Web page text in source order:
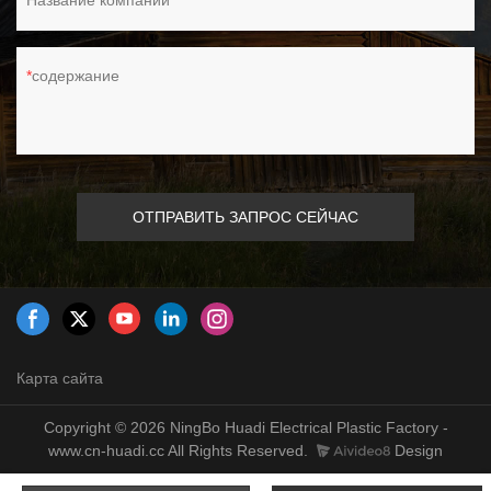
содержание
ОТПРАВИТЬ ЗАПРОС СЕЙЧАС
Карта сайта
Copyright © 2026 NingBo Huadi Electrical Plastic Factory -
www.cn-huadi.cc All Rights Reserved.
Design